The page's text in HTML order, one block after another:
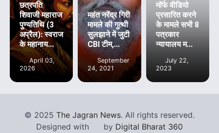
छत्रपति
शिवाजी महाराज
पुण्यतिथि (3
अप्रैल): स्वराज
के महानाय...
April 03,
2026
महंत नरेंद्र गिरी
मामले की गुत्थी
सुलझाने में जुटी
CBI टीम,...
September
24, 2021
मॉर्फ वीडियो
प्रसारित करने
के मामले सभी 8
पत्रकार
न्यायालय म...
July 22,
2023
© 2025 The Jagran News. All rights reserved.
Designed with
by Digital Bharat 360